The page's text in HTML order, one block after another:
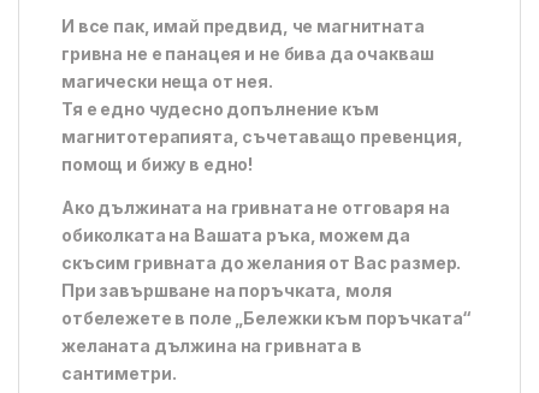
И все пак, имай предвид, че магнитната
гривна не е панацея и не бива да очакваш
магически неща от нея.
Тя е едно чудесно допълнение към
магнитотерапията, съчетаващо превенция,
помощ и бижу в едно!
Ако дължината на гривната не отговаря на
обиколката на Вашата ръка, можем да
скъсим гривната до желания от Вас размер.
При завършване на поръчката, моля
отбележете в поле „Бележки към поръчката“
желаната дължина на гривната в
сантиметри.